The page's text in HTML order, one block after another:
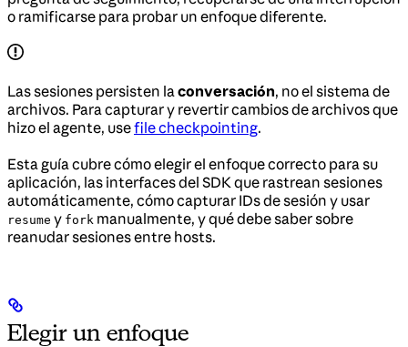
o ramificarse para probar un enfoque diferente.
Las sesiones persisten laconversación, no el sistema de
archivos. Para capturar y revertir cambios de archivos que
hizo el agente, usefile checkpointing.
Esta guía cubre cómo elegir el enfoque correcto para su
aplicación, las interfaces del SDK que rastrean sesiones
automáticamente, cómo capturar IDs de sesión y usar
resume y fork manualmente, y qué debe saber sobre
reanudar sesiones entre hosts.
Elegir un enfoque